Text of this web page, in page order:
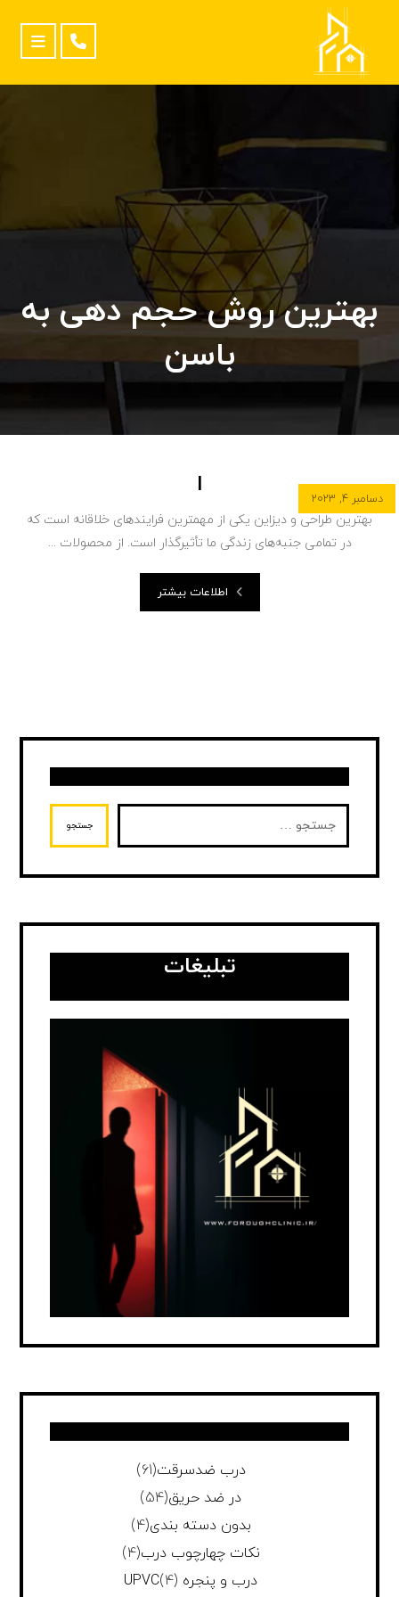
بهترین روش حجم دهی به
باسن
ا دسامبر ۴, ۲۰۲۳
بهترین طراحی و دیزاین یکی از مهمترین فرایندهای خلاقانه است که
در تمامی جنبه‌های زندگی ما تأثیرگذار است. از محصولات ...
اطلاعات بیشتر
جستجو
تبلیغات
درب ضدسرقت(61)
در ضد حریق(54)
بدون دسته بندی(4)
نکات چهارچوب درب(4)
درب و پنجره UPVC (4)